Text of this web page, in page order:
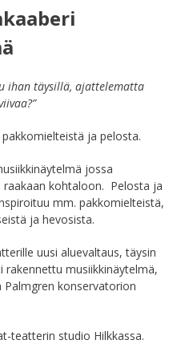
ihan täysillä, ajattelematta
ja pelosta.
jossa
kohtaloon. Pelosta ja
mm. pakkomielteistä,
ja hevosista.
uusi aluevaltaus, täysin
musiikkinäytelmä,
konservatorion
teatterin studio Hilkkassa.